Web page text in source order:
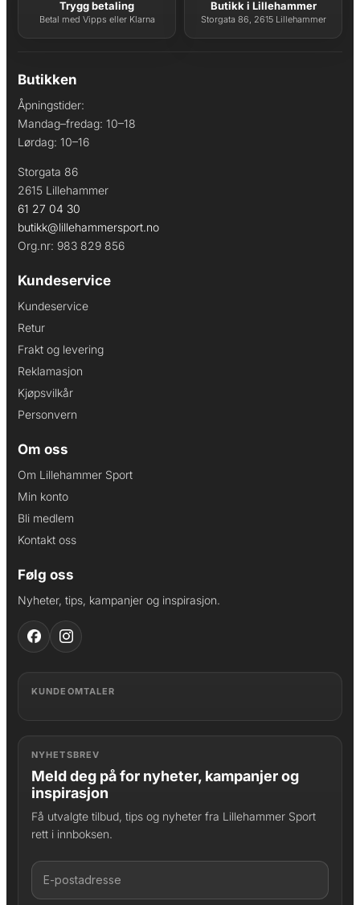
Trygg betaling
Betal med Vipps eller Klarna
Butikk i Lillehammer
Storgata 86, 2615 Lillehammer
Butikken
Åpningstider:
Mandag–fredag: 10–18
Lørdag: 10–16
Storgata 86
2615 Lillehammer
61 27 04 30
butikk@lillehammersport.no
Org.nr: 983 829 856
Kundeservice
Kundeservice
Retur
Frakt og levering
Reklamasjon
Kjøpsvilkår
Personvern
Om oss
Om Lillehammer Sport
Min konto
Bli medlem
Kontakt oss
Følg oss
Nyheter, tips, kampanjer og inspirasjon.
KUNDEOMTALER
NYHETSBREV
Meld deg på for nyheter, kampanjer og
inspirasjon
Få utvalgte tilbud, tips og nyheter fra Lillehammer Sport
rett i innboksen.